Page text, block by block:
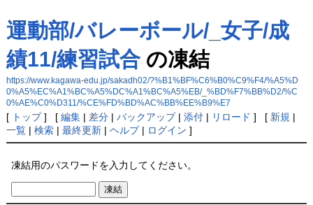
運動部/バレーボール/_女子/成
績11/練習試合の凍結
https://www.kagawa-edu.jp/sakadh02/?%B1%BF%C6%B0%C9%F4/%A5%D
0%A5%EC%A1%BC%A5%DC%A1%BC%A5%EB/_%BD%F7%BB%D2/%C
0%AE%C0%D311/%CE%FD%BD%AC%BB%EE%B9%E7
[ トップ] [ 編集| 差分| バックアップ| 添付| リロード ] [ 新規 |
一覧| 検索| 最終更新| ヘルプ| ログイン ]
凍結用のパスワードを入力してください。